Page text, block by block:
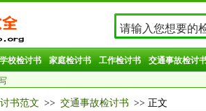
学校检讨书 家庭检讨书 工作检讨书 交通事故检讨
书范文 >> 交通事故检讨书 >> 正文